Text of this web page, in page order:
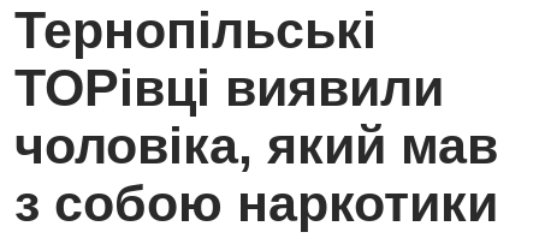
Тернопільські
ТОРівці виявили
чоловіка, який мав
з собою наркотики